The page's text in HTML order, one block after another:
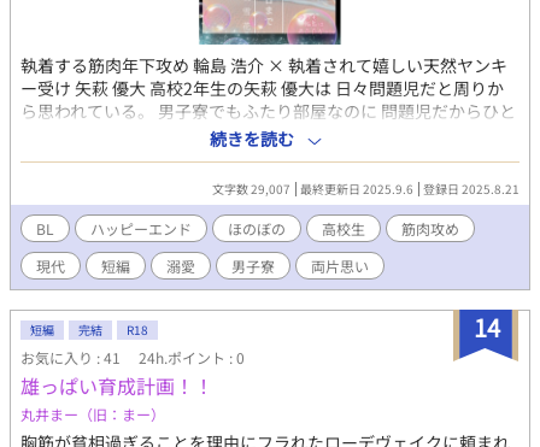
執着する筋肉年下攻め 輪島 浩介 × 執着されて嬉しい天然ヤンキ
ー受け 矢萩 優大 高校2年生の矢萩 優大は 日々問題児だと周りか
ら思われている。 男子寮でもふたり部屋なのに 問題児だからひと
りにさせられた。 まぁ、気楽でいいけども――。 そんな日々を過
ごしていたが 高校2年の春 入学した瞬間から筋肉部のトップだと
ささやかれる 優等生の輪島 浩介と 同じ部屋になることに。 なぜ
か一緒に筋トレする日々がはじまった。 そして筋肉部の見学に行
き いつのまにか入部することになった矢萩。 お姫様抱っこを輪島
にされた時の ドキドキな気持ちは 輪島にされた時にだけ感じるの
か？ と考え、輪島が部室にいない時に 色々なタイプの筋肉部員に
お姫様抱っこされる。 そして全員にドキドキした したけれどもこ
のドキドキは…… そのタイミングで現れた浩介は――。 そして矢
萩は輪島をお姫様抱っこ できるのか？ °・*:.。.☆ 「先輩、大胸筋
辺りが、苦しい――」 °・*:.。.☆ そしていくつかのイベントを通
して 少しずつふたりの心の距離が近くなり――。 ⚠作中に出てく
る筋肉部は 完全に作者の妄想であり 実際にある筋肉部と違うかも
しれません お読みくださり 反応もありがとうございます！ 書く
続きを読む
文字数 29,007 最終更新日 2025.9.6 登録日 2025.8.21
BL ハッピーエンド ほのぼの 高校生
筋肉攻め
現代
短編 溺愛 男子寮 両片思い
14
短編 完結 R18
お気に入り : 41 24h.ポイント : 0
雄っぱい育成計画！！
丸井まー（旧：まー）
胸筋が貧相過ぎることを理由にフラれたローデヴェイクに頼まれ